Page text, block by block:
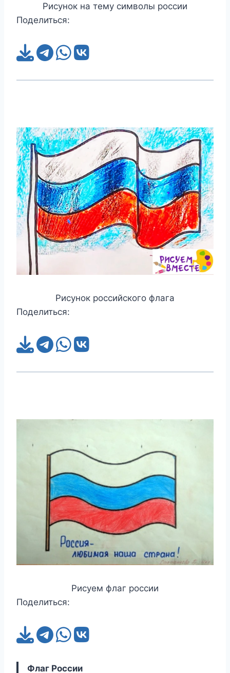
Рисунок на тему символы россии
Поделиться:
Рисунок российского флага
Поделиться:
Рисуем флаг россии
Поделиться:
Флаг России